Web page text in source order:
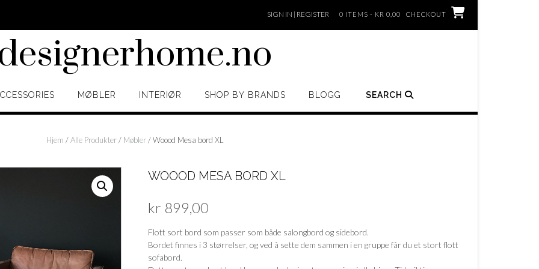
SIGN IN | REGISTER 0 ITEMS - KR 0,00 CHECKOUT
MØBLER INTERIØR SHOP BY BRANDS BLOGG SEARCH
Hjem /Alle Produkter/ Møbler/ Woood Mesa bord XL
WOOOD MESA BORD XL
kr 899,00
Flott sort bord som passer som både salongbord og sidebord.
Bordet finnes i 3 størrelser, og ved å sette dem sammen i en gruppe får du et stort flott
sofabord.